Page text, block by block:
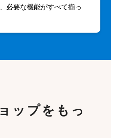
必要な機能がすべて揃っ
ップをもっ